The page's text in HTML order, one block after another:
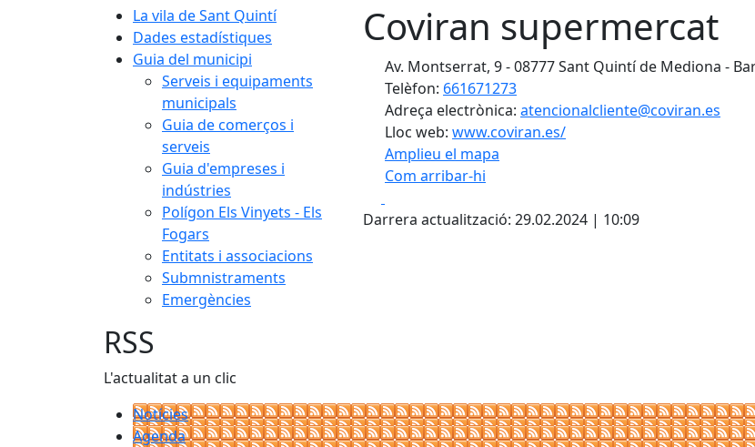
La vila de Sant Quintí
Dades estadístiques
Guia del municipi
Serveis i equipaments
municipals
Guia de comerços i
serveis
Guia d'empreses i
indústries
Polígon Els Vinyets - Els
Fogars
Entitats i associacions
Submnistraments
Emergències
Coviran supermercat
Av. Montserrat, 9 - 08777 Sant Quintí de Mediona -
Telèfon: 661671273
Adreça electrònica: atencionalcliente@coviran.es
Lloc web: www.coviran.es/
Amplieu el mapa
Com arribar-hi
+
Darrera actualització: 29.02.2024 | 10:09
RSS
L'actualitat a un clic
Notícies
Agenda